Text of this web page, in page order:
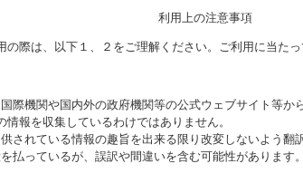
利用上の注意事項
際は、以下１、２をご理解ください。ご利用に当た
際機関や国内外の政府機関等の公式ウェブサイト等か
報を収集しているわけではありません。
されている情報の趣旨を出来る限り改変しないよう翻
払っているが、誤訳や間違いを含む可能性があります